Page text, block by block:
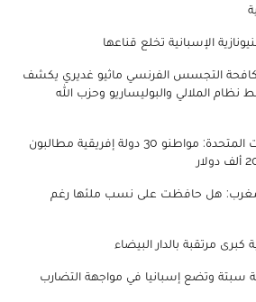
الإسبانية تخلع قناعها
التجسس الفرنسي ماثيو غديري يكشف
نظام الملالي والبوليساريو وحزب الله
تأشيرة الدخول للولايات المتحدة: مواطنو 30 دولة إفريقية مطالبون
هل حافظت على نسب ملئها رغم
مرتقبة بالدار البيضاء
سبتة وتضع إسبانيا في مواجهة التضارب